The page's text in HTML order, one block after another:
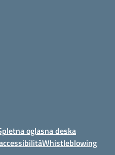
oglasna deska
Whistleblowing